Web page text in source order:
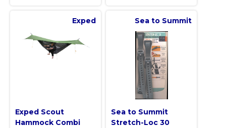
Exped
Exped Scout
Hammock Combi
Sea to Summit
Sea to Summit
Stretch-Loc 30